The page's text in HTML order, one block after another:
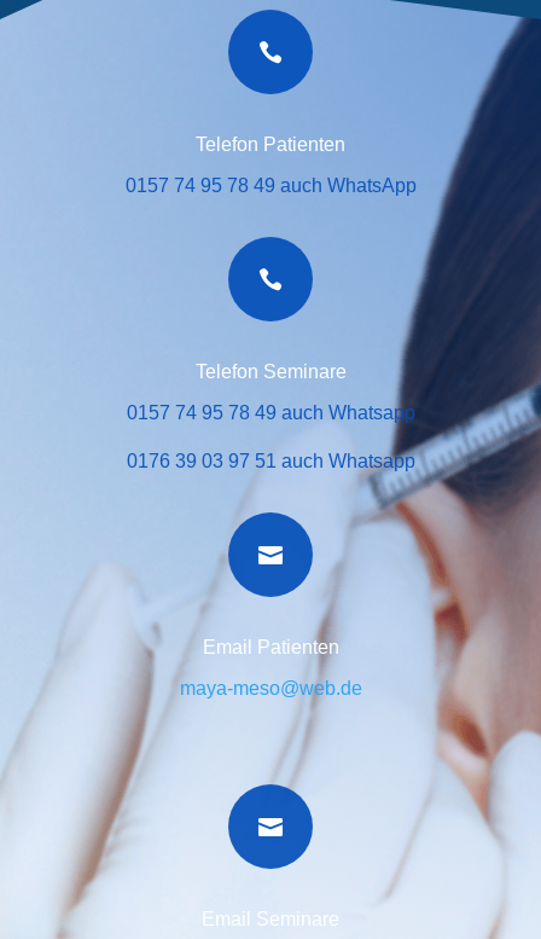

Telefon Patienten
0157 74 95 78 49 auch WhatsApp

Telefon Seminare
0157 74 95 78 49 auch Whatsapp
0176 39 03 97 51 auch Whatsapp

Email Patienten
maya-meso@web.de

Email Seminare